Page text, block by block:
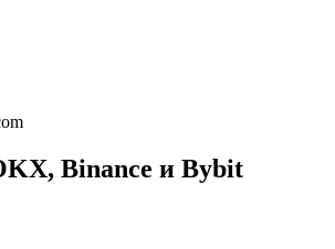
Binance и Bybit